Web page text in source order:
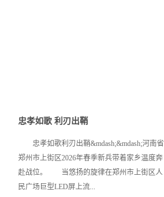
忠孝如歌 利刃出鞘
忠孝如歌利刃出鞘&mdash;&mdash;河南省
郑州市上街区2026年春季新兵带着家乡温度奔
赴战位。 当悠扬的旋律在郑州市上街区人
民广场巨型LED屏上流...